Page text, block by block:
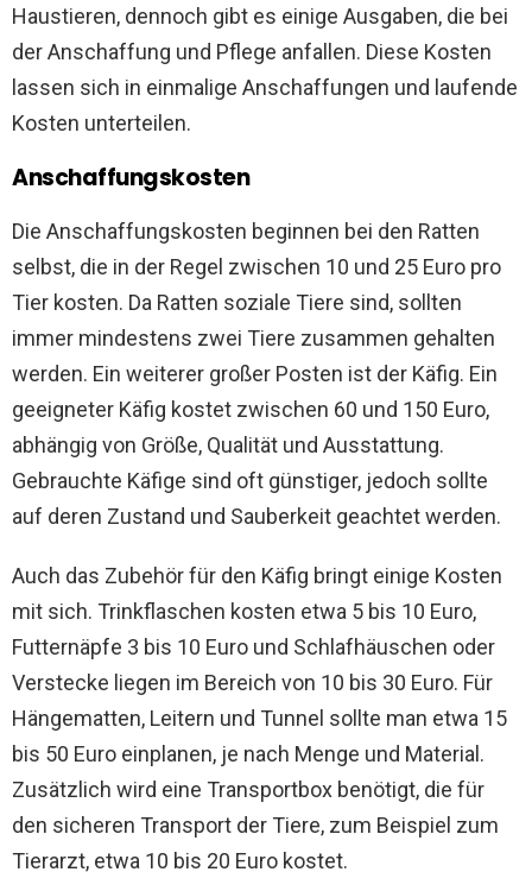
Haustieren, dennoch gibt es einige Ausgaben, die bei
der Anschaffung und Pflege anfallen. Diese Kosten
lassen sich in einmalige Anschaffungen und laufende
Kosten unterteilen.
Anschaffungskosten
Die Anschaffungskosten beginnen bei den Ratten
selbst, die in der Regel zwischen 10 und 25 Euro pro
Tier kosten. Da Ratten soziale Tiere sind, sollten
immer mindestens zwei Tiere zusammen gehalten
werden. Ein weiterer großer Posten ist der Käfig. Ein
geeigneter Käfig kostet zwischen 60 und 150 Euro,
abhängig von Größe, Qualität und Ausstattung.
Gebrauchte Käfige sind oft günstiger, jedoch sollte
auf deren Zustand und Sauberkeit geachtet werden.
Auch das Zubehör für den Käfig bringt einige Kosten
mit sich. Trinkflaschen kosten etwa 5 bis 10 Euro,
Futternäpfe 3 bis 10 Euro und Schlafhäuschen oder
Verstecke liegen im Bereich von 10 bis 30 Euro. Für
Hängematten, Leitern und Tunnel sollte man etwa 15
bis 50 Euro einplanen, je nach Menge und Material.
Zusätzlich wird eine Transportbox benötigt, die für
den sicheren Transport der Tiere, zum Beispiel zum
Tierarzt, etwa 10 bis 20 Euro kostet.